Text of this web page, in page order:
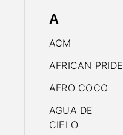
A
ACM
AFRICAN PRIDE
AFRO COCO
AGUA DE
CIELO